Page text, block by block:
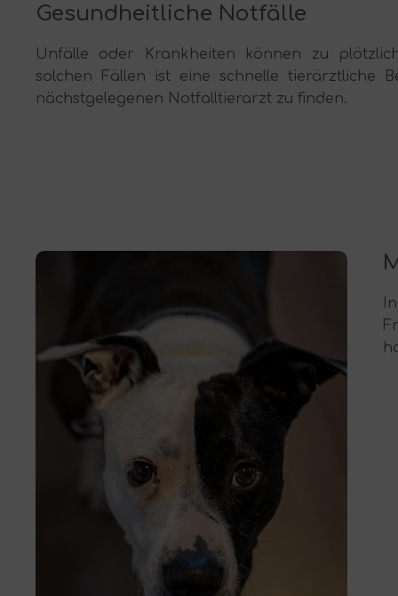
Gesundheitliche Notfälle
Unfälle oder Krankheiten können zu
solchen Fällen ist eine schnelle tierärztliche
nächstgelegenen Notfalltierarzt zu finden.